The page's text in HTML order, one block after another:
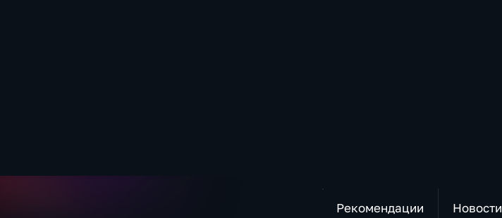
Рекомендации Новости